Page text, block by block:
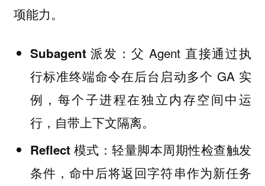
项能力。
Subagent 派发 ：父 Agent 直接通过执
行标准终端命令在后台启动多个 GA 实
例，每个子进程在独立内存空间中运
行，自带上下文隔离。
Reflect 模式 ：轻量脚本周期性检查触发
条件，命中后将返回字符串作为新任务